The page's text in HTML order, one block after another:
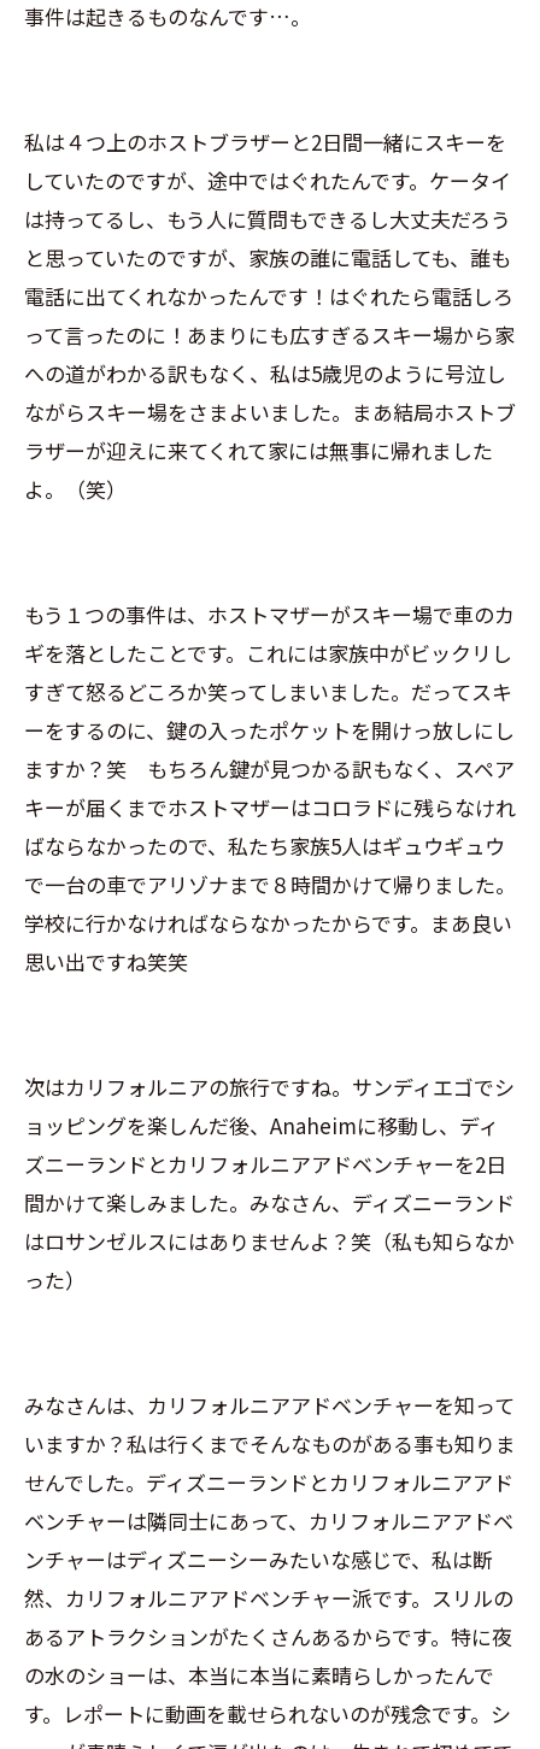
事件は起きるものなんです…。
私は４つ上のホストブラザーと2日間一緒にスキーを
していたのですが、途中ではぐれたんです。ケータイ
は持ってるし、もう人に質問もできるし大丈夫だろう
と思っていたのですが、家族の誰に電話しても、誰も
電話に出てくれなかったんです！はぐれたら電話しろ
って言ったのに！あまりにも広すぎるスキー場から家
への道がわかる訳もなく、私は5歳児のように号泣し
ながらスキー場をさまよいました。まあ結局ホストブ
ラザーが迎えに来てくれて家には無事に帰れました
よ。（笑）
もう１つの事件は、ホストマザーがスキー場で車のカ
ギを落としたことです。これには家族中がビックリし
すぎて怒るどころか笑ってしまいました。だってスキ
ーをするのに、鍵の入ったポケットを開けっ放しにし
ますか？笑 もちろん鍵が見つかる訳もなく、スペア
キーが届くまでホストマザーはコロラドに残らなけれ
ばならなかったので、私たち家族5人はギュウギュウ
で一台の車でアリゾナまで８時間かけて帰りました。
学校に行かなければならなかったからです。まあ良い
思い出ですね笑笑
次はカリフォルニアの旅行ですね。サンディエゴでシ
ョッピングを楽しんだ後、Anaheimに移動し、ディ
ズニーランドとカリフォルニアアドベンチャーを2日
間かけて楽しみました。みなさん、ディズニーランド
はロサンゼルスにはありませんよ？笑（私も知らなか
った）
みなさんは、カリフォルニアアドベンチャーを知って
いますか？私は行くまでそんなものがある事も知りま
せんでした。ディズニーランドとカリフォルニアアド
ベンチャーは隣同士にあって、カリフォルニアアドベ
ンチャーはディズニーシーみたいな感じで、私は断
然、カリフォルニアアドベンチャー派です。スリルの
あるアトラクションがたくさんあるからです。特に夜
の水のショーは、本当に本当に素晴らしかったんで
す。レポートに動画を載せられないのが残念です。シ